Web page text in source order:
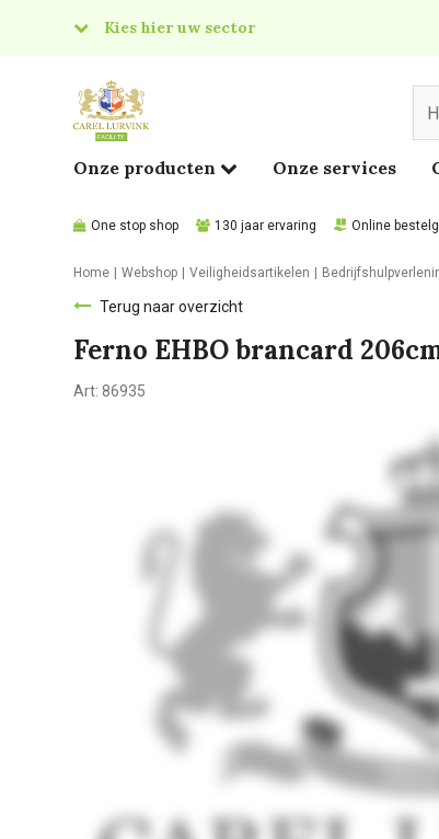
Kies hier uw sector
Food
Onze producten Onze services
One stop shop 130 jaar ervaring Online
Home Webshop Veiligheidsartikelen
Terug naar overzicht
Ferno EHBO brancard
Art: 86935